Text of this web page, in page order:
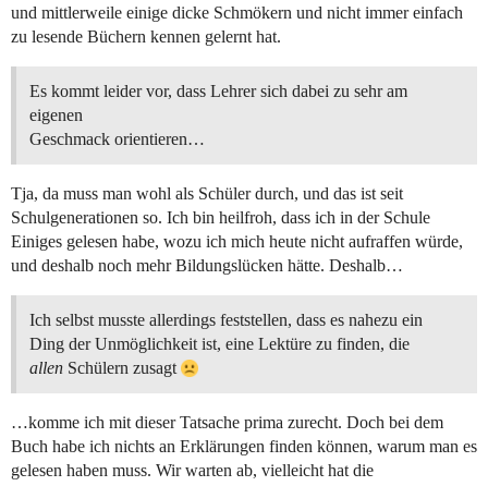
und mittlerweile einige dicke Schmökern und nicht immer einfach
zu lesende Büchern kennen gelernt hat.
Es kommt leider vor, dass Lehrer sich dabei zu sehr am
eigenen
Geschmack orientieren…
Tja, da muss man wohl als Schüler durch, und das ist seit
Schulgenerationen so. Ich bin heilfroh, dass ich in der Schule
Einiges gelesen habe, wozu ich mich heute nicht aufraffen würde,
und deshalb noch mehr Bildungslücken hätte. Deshalb…
Ich selbst musste allerdings feststellen, dass es nahezu ein
Ding der Unmöglichkeit ist, eine Lektüre zu finden, die
allen Schülern zusagt
…komme ich mit dieser Tatsache prima zurecht. Doch bei dem
Buch habe ich nichts an Erklärungen finden können, warum man es
gelesen haben muss. Wir warten ab, vielleicht hat die